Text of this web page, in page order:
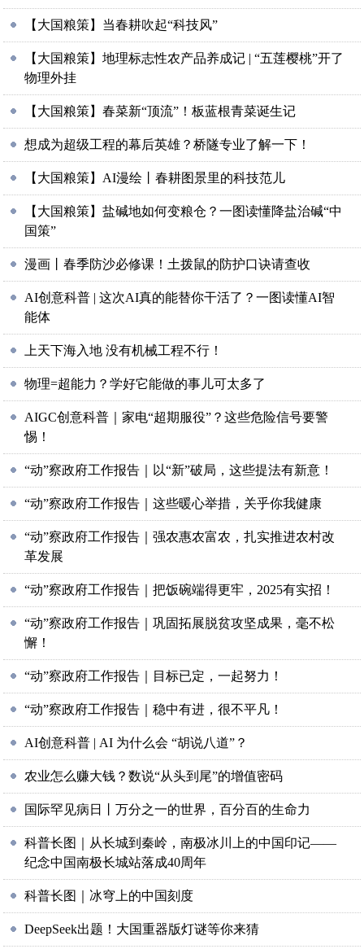
【大国粮策】当春耕吹起“科技风”
【大国粮策】地理标志性农产品养成记 | “五莲樱桃”开了
物理外挂
【大国粮策】春菜新“顶流”！板蓝根青菜诞生记
想成为超级工程的幕后英雄？桥隧专业了解一下！
【大国粮策】AI漫绘丨春耕图景里的科技范儿
【大国粮策】盐碱地如何变粮仓？一图读懂降盐治碱“中
国策”
漫画丨春季防沙必修课！土拨鼠的防护口诀请查收
AI创意科普 | 这次AI真的能替你干活了？一图读懂AI智
能体
上天下海入地 没有机械工程不行！
物理=超能力？学好它能做的事儿可太多了
AIGC创意科普｜家电“超期服役”？这些危险信号要警
惕！
“动”察政府工作报告｜以“新”破局，这些提法有新意！
“动”察政府工作报告｜这些暖心举措，关乎你我健康
“动”察政府工作报告｜强农惠农富农，扎实推进农村改
革发展
“动”察政府工作报告｜把饭碗端得更牢，2025有实招！
“动”察政府工作报告｜巩固拓展脱贫攻坚成果，毫不松
懈！
“动”察政府工作报告｜目标已定，一起努力！
“动”察政府工作报告｜稳中有进，很不平凡！
AI创意科普 | AI 为什么会 “胡说八道”？
农业怎么赚大钱？数说“从头到尾”的增值密码
国际罕见病日丨万分之一的世界，百分百的生命力
科普长图｜从长城到秦岭，南极冰川上的中国印记——
纪念中国南极长城站落成40周年
科普长图｜冰穹上的中国刻度
DeepSeek出题！大国重器版灯谜等你来猜